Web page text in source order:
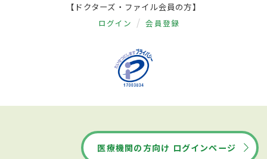
【ドクターズ・ファイル会員の方】
ログイン 会員登録
医療機関の方向け ログインページ